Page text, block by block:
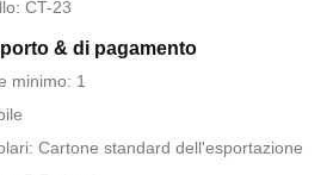
CT-23
& di pagamento
minimo: 1
Cartone standard dell'esportazione